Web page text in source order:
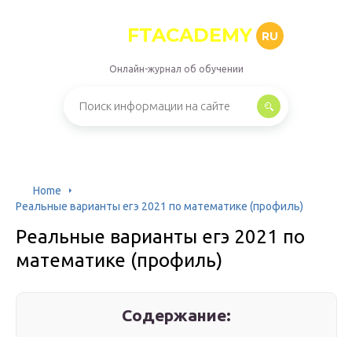
FTACADEMY RU
Онлайн-журнал об обучении
Home
Реальные варианты егэ 2021 по математике (профиль)
Реальные варианты егэ 2021 по
математике (профиль)
Содержание: